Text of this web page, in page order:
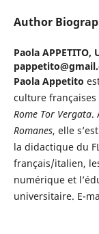
Author
Paola APPETITO,
Paola Appetito
culture françaises
Rome Tor Vergata.
Romanes, elle
la didactique du
français/italien,
numérique et
universitaire. E-